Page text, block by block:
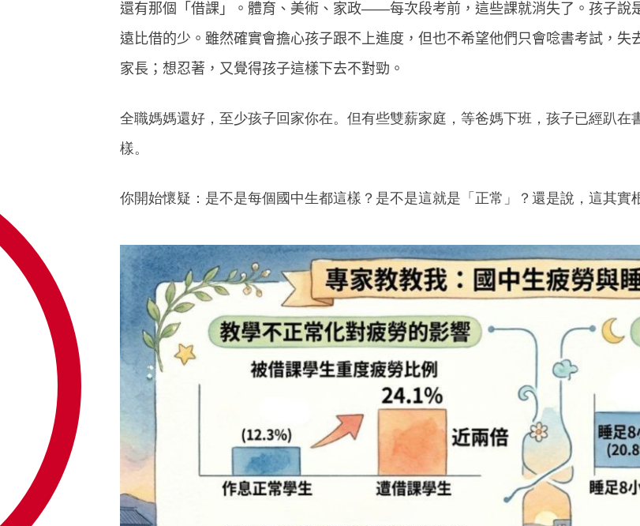
還有那個「借課」。體育、美術、家政——每次段考前，這些課就消失了。孩子說
遠比借的少。 雖然確實會擔心孩子跟不上進度，但也不希望他們只會唸書考試，失
家長；想忍著，又覺得孩子這樣下去不對勁。
全職媽媽還好，至少孩子回家你在。但有些雙薪家庭，等爸媽下班，孩子已經趴
樣。
你開始懷疑：是不是每個國中生都這樣？是不是這就是「正常」？還是說，這其實